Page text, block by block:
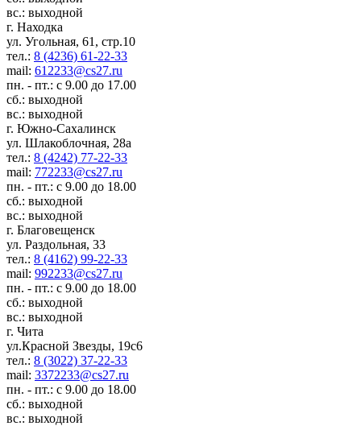
вс.: выходной
г. Находка
ул. Угольная, 61, стр.10
тел.: 8 (4236) 61-22-33
mail: 612233@cs27.ru
пн. - пт.: с 9.00 до 17.00
сб.: выходной
вс.: выходной
г. Южно-Сахалинск
ул. Шлакоблочная, 28а
тел.: 8 (4242) 77-22-33
mail: 772233@cs27.ru
пн. - пт.: с 9.00 до 18.00
сб.: выходной
вс.: выходной
г. Благовещенск
ул. Раздольная, 33
тел.: 8 (4162) 99-22-33
mail: 992233@cs27.ru
пн. - пт.: с 9.00 до 18.00
сб.: выходной
вс.: выходной
г. Чита
ул.Красной Звезды, 19с6
тел.: 8 (3022) 37-22-33
mail: 3372233@cs27.ru
пн. - пт.: с 9.00 до 18.00
сб.: выходной
вс.: выходной